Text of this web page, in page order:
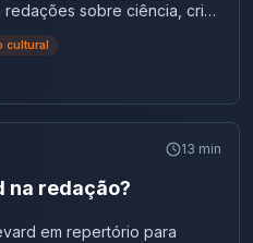
sobre ciência, crise
cultural
13 min
na redação?
em repertório para